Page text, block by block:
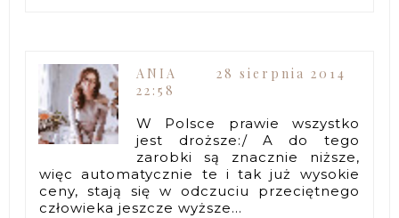
ANIA
28 sierpnia 2014
22:58
W Polsce prawie wszystko
jest droższe:/ A do tego
zarobki są znacznie niższe,
więc automatycznie te i tak już wysokie
ceny, stają się w odczuciu przeciętnego
człowieka jeszcze wyższe...